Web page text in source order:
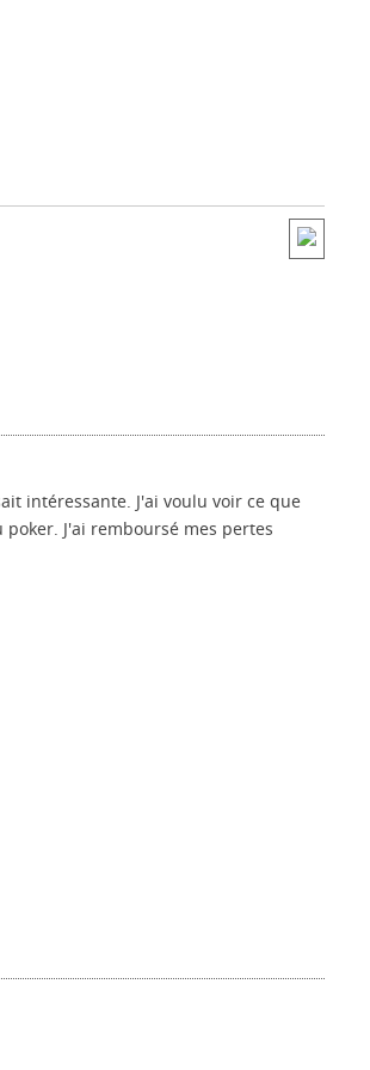
intéressante. J'ai voulu voir ce que
J'ai remboursé mes pertes